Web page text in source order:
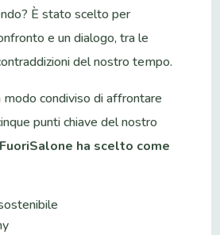
È stato scelto per
e un dialogo, tra le
del nostro tempo.
modo condiviso di affrontare
punti chiave del nostro
FuoriSalone ha scelto come